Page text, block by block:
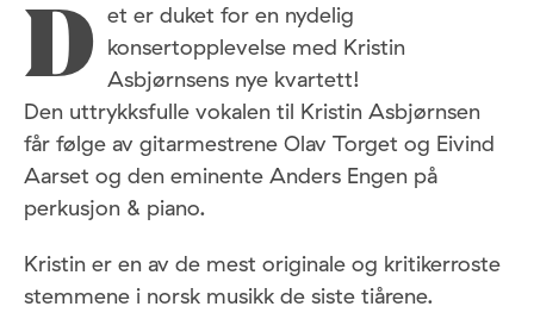
D et er duket for en nydelig
konsertopplevelse med Kristin
Asbjørnsens nye kvartett!
Den uttrykksfulle vokalen til Kristin Asbjørnsen
får følge av gitarmestrene Olav Torget og Eivind
Aarset og den eminente Anders Engen på
perkusjon & piano.
Kristin er en av de mest originale og kritikerroste
stemmene i norsk musikk de siste tiårene.